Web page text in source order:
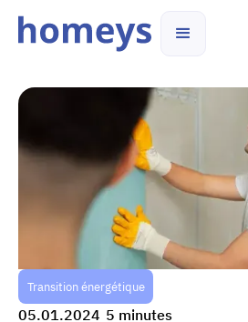
Transition énergétique
05.01.2024 5 minutes